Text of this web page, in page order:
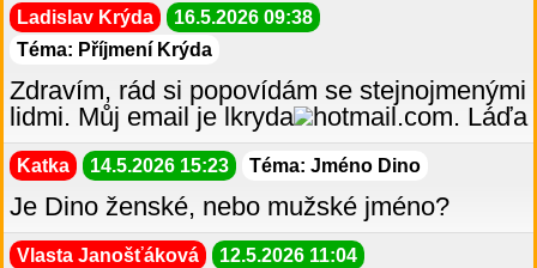
Ladislav Krýda
16.5.2026 09:38
Téma: Příjmení Krýda
Zdravím, rád si popovídám se stejnojmenými
lidmi. Můj email je lkryda
hotmail.com. Láďa
Katka 14.5.2026 15:23 Téma: Jméno Dino
Je Dino ženské, nebo mužské jméno?
Vlasta Janošťáková
12.5.2026 11:04